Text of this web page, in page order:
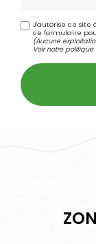
J'autorise ce site
ce formulaire
(Aucune
Voir notrepolitique